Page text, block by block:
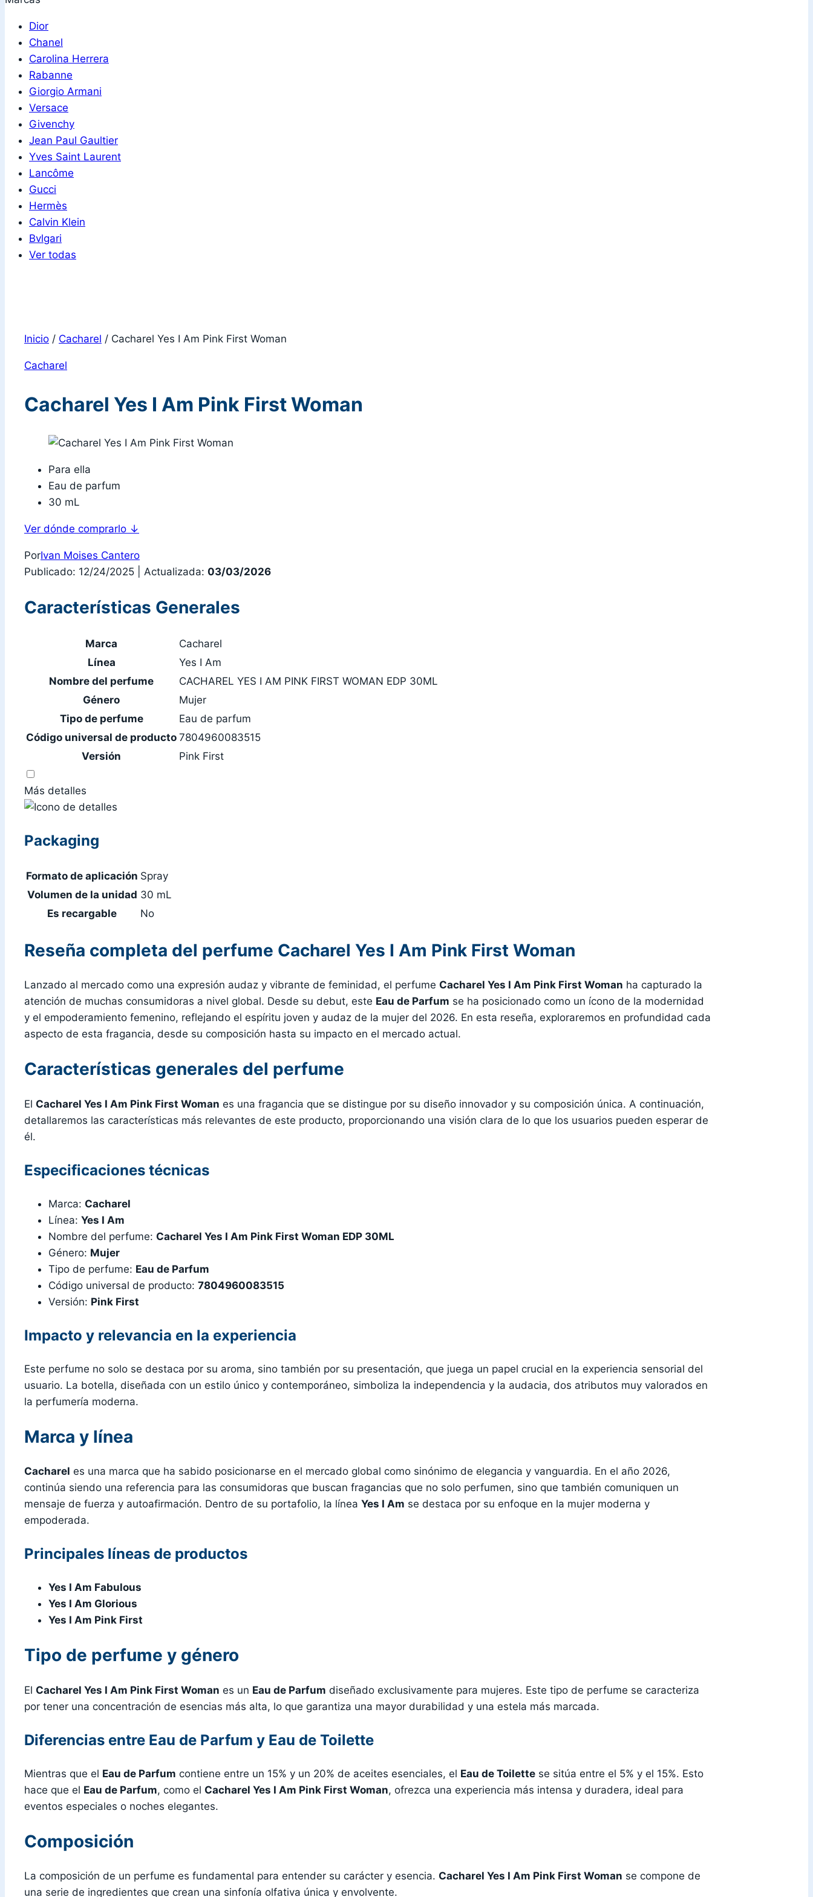
Dior
Chanel
Carolina Herrera
Rabanne
Giorgio Armani
Versace
Givenchy
Jean Paul Gaultier
Yves Saint Laurent
Lancôme
Gucci
Hermès
Calvin Klein
Bvlgari
Ver todas
Inicio / Cacharel / Cacharel Yes I Am Pink First Woman
Cacharel
Cacharel Yes I Am Pink First Woman
Para ella
Eau de parfum
30 mL
Ver dónde comprarlo ↓
PorIvan Moises Cantero
Publicado: 12/24/2025
Actualizada: 03/03/2026
Características Generales
Marca
Cacharel
Línea
Yes I Am
Nombre del perfume
CACHAREL YES I AM PINK FIRST WOMAN EDP 30ML
Género
Mujer
Tipo de perfume
Eau de parfum
Código universal de producto 7804960083515
Versión
Pink First
Más detalles
Packaging
Formato de aplicación Spray
Volumen de la unidad 30 mL
Es recargable
No
Reseña completa del perfume Cacharel Yes I Am Pink First Woman
Lanzado al mercado como una expresión audaz y vibrante de feminidad, el perfume Cacharel Yes I Am Pink First Woman ha capturado la
atención de muchas consumidoras a nivel global. Desde su debut, este Eau de Parfum se ha posicionado como un ícono de la modernidad
y el empoderamiento femenino, reflejando el espíritu joven y audaz de la mujer del 2026. En esta reseña, exploraremos en profundidad cada
aspecto de esta fragancia, desde su composición hasta su impacto en el mercado actual.
Características generales del perfume
El Cacharel Yes I Am Pink First Woman es una fragancia que se distingue por su diseño innovador y su composición única. A continuación,
detallaremos las características más relevantes de este producto, proporcionando una visión clara de lo que los usuarios pueden esperar de
él.
Especificaciones técnicas
Marca: Cacharel
Línea: Yes I Am
Nombre del perfume: Cacharel Yes I Am Pink First Woman EDP 30ML
Género: Mujer
Tipo de perfume: Eau de Parfum
Código universal de producto: 7804960083515
Versión: Pink First
Impacto y relevancia en la experiencia
Este perfume no solo se destaca por su aroma, sino también por su presentación, que juega un papel crucial en la experiencia sensorial del
usuario. La botella, diseñada con un estilo único y contemporáneo, simboliza la independencia y la audacia, dos atributos muy valorados en
la perfumería moderna.
Marca y línea
Cacharel es una marca que ha sabido posicionarse en el mercado global como sinónimo de elegancia y vanguardia. En el año 2026,
continúa siendo una referencia para las consumidoras que buscan fragancias que no solo perfumen, sino que también comuniquen un
mensaje de fuerza y autoafirmación. Dentro de su portafolio, la línea Yes I Am se destaca por su enfoque en la mujer moderna y
empoderada.
Principales líneas de productos
Yes I Am Fabulous
Yes I Am Glorious
Yes I Am Pink First
Tipo de perfume y género
El Cacharel Yes I Am Pink First Woman es un Eau de Parfum diseñado exclusivamente para mujeres. Este tipo de perfume se caracteriza
por tener una concentración de esencias más alta, lo que garantiza una mayor durabilidad y una estela más marcada.
Diferencias entre Eau de Parfum y Eau de Toilette
Mientras que el Eau de Parfum contiene entre un 15% y un 20% de aceites esenciales, el Eau de Toilette se sitúa entre el 5% y el 15%. Esto
hace que el Eau de Parfum, como el Cacharel Yes I Am Pink First Woman, ofrezca una experiencia más intensa y duradera, ideal para
eventos especiales o noches elegantes.
Composición
La composición de un perfume es fundamental para entender su carácter y esencia. Cacharel Yes I Am Pink First Woman se compone de
una serie de ingredientes que crean una sinfonía olfativa única y envolvente.